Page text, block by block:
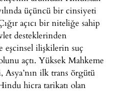
üçüncü bir cinsiyeti
açıcı bir niteliğe sahip
desteklerinden
eşcinsel ilişkilerin suç
açtı. Yüksek Mahkeme
ilk trans örgütü
hicra tarikatı olan